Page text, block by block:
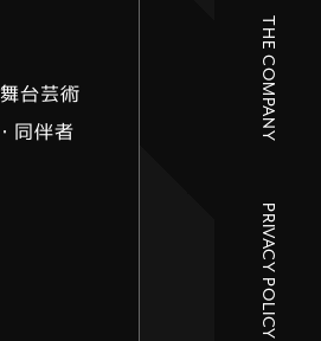
台芸術
同伴者
THE COMPANY
PRIVACY POLICY